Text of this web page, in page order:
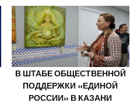
В ШТАБЕ ОБЩЕСТВЕННОЙ
ПОДДЕРЖКИ «ЕДИНОЙ
РОССИИ» В КАЗАНИ